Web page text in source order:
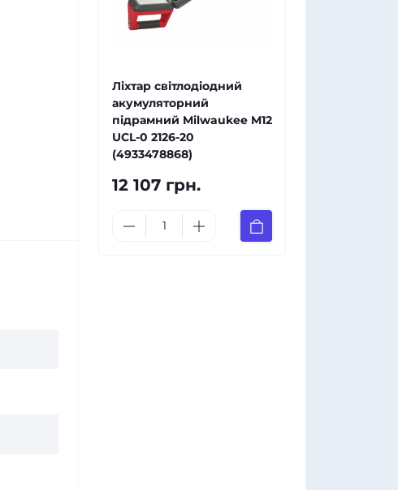
Ліхтар світлодіодний
акумуляторний
підрамний Milwaukee M12
UCL-0 2126-20
(4933478868)
12 107 грн.